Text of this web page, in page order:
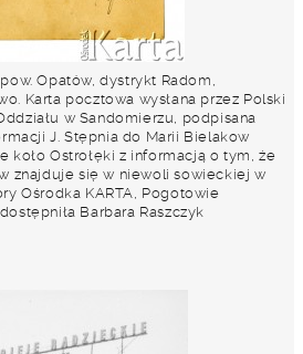
Opatów, dystrykt Radom,
Karta pocztowa wysłana przez Polski
w Sandomierzu, podpisana
J. Stępnia do Marii Bielakow
koło Ostrołęki z informacją o tym, że
znajduje się w niewoli sowieckiej w
Ośrodka KARTA, Pogotowie
Barbara Raszczyk